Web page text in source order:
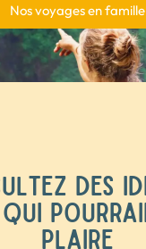
Nos voyages en famille
DES
PLAIRE